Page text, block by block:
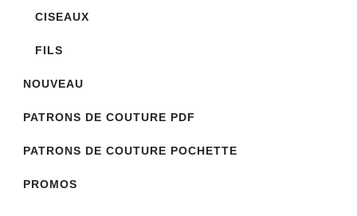
CISEAUX
FILS
NOUVEAU
PATRONS DE COUTURE PDF
PATRONS DE COUTURE POCHETTE
PROMOS